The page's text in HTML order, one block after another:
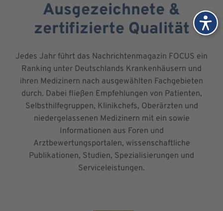
Ausgezeichnete &
zertifizierte Qualität
Jedes Jahr führt das Nachrichtenmagazin FOCUS ein
Ranking unter Deutschlands Krankenhäusern und
ihren Medizinern nach ausgewählten Fachgebieten
durch. Dabei fließen Empfehlungen von Patienten,
Selbsthilfegruppen, Klinikchefs, Oberärzten und
niedergelassenen Medizinern mit ein sowie
Informationen aus Foren und
Arztbewertungsportalen, wissenschaftliche
Publikationen, Studien, Spezialisierungen und
Serviceleistungen.